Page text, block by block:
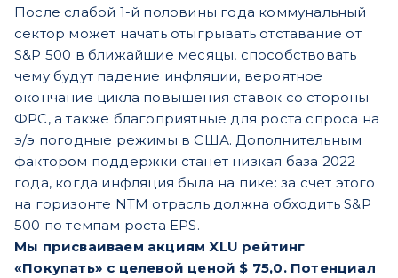
После слабой 1-й половины года коммунальный
сектор может начать отыгрывать отставание от
S&P 500 в ближайшие месяцы, способствовать
чему будут падение инфляции, вероятное
окончание цикла повышения ставок со стороны
ФРС, а также благоприятные для роста спроса на
э/э погодные режимы в США. Дополнительным
фактором поддержки станет низкая база 2022
года, когда инфляция была на пике: за счет этого
на горизонте NTM отрасль должна обходить S&P
500 по темпам роста EPS.
Мы присваиваем акциям XLU рейтинг
«Покупать» с целевой ценой $ 75,0. Потенциал